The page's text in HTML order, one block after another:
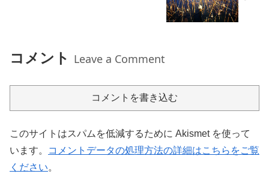
コメント Leave a Comment
コメントを書き込む
このサイトはスパムを低減するために Akismet を使って
います。
コメントデータの処理方法の詳細はこちらをご覧
ください。